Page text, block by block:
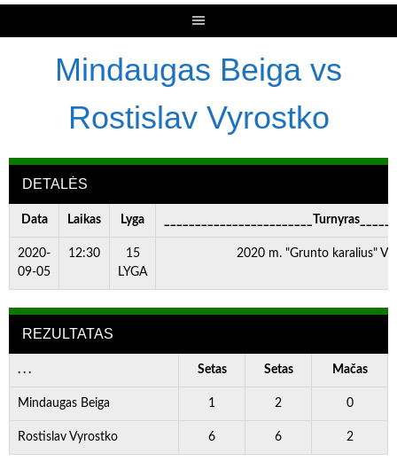
Mindaugas Beiga vs
Rostislav Vyrostko
DETALĖS
Data Laikas Lyga
2020-
09-05
12:30
15
LYGA
2020 m. "Grunto karalius" VI
REZULTATAS
. . . Setas Setas Mačas
Mindaugas Beiga 1 2 0
Rostislav Vyrostko 6 6 2